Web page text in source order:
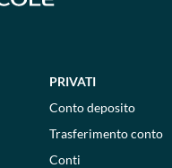
PRIVATI
Conto deposito
Trasferimento conto
Conti